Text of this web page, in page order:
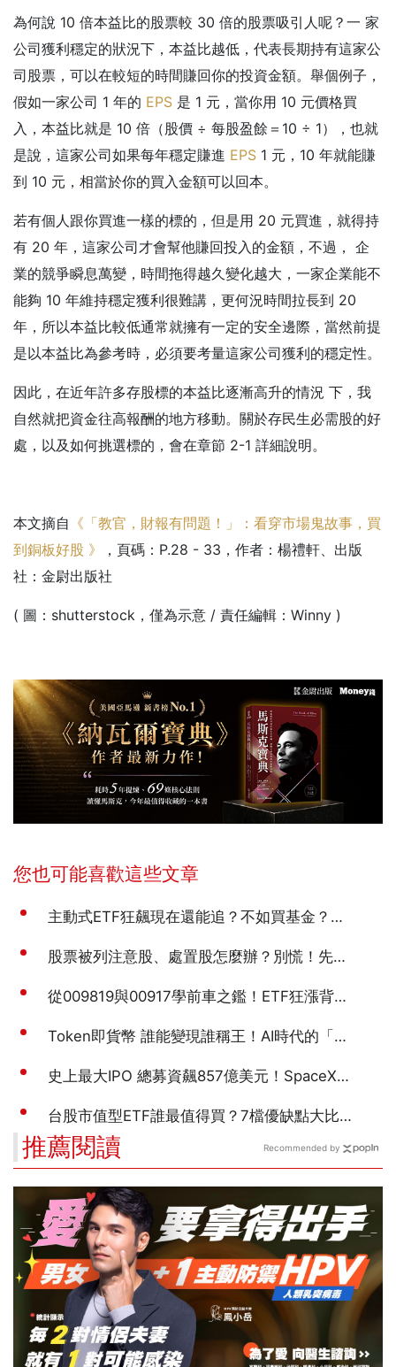
為何說 10 倍本益比的股票較 30 倍的股票吸引人呢？一 家
公司獲利穩定的狀況下，本益比越低，代表長期持有這家公
司股票，可以在較短的時間賺回你的投資金額。舉個例子，
假如一家公司 1 年的 EPS 是 1 元，當你用 10 元價格買
入，本益比就是 10 倍（股價 ÷ 每股盈餘＝10 ÷ 1），也就
是說，這家公司如果每年穩定賺進 EPS 1 元，10 年就能賺
到 10 元，相當於你的買入金額可以回本。
若有個人跟你買進一樣的標的，但是用 20 元買進，就得持
有 20 年，這家公司才會幫他賺回投入的金額，不過， 企
業的競爭瞬息萬變，時間拖得越久變化越大，一家企業能不
能夠 10 年維持穩定獲利很難講，更何況時間拉長到 20
年，所以本益比較低通常就擁有一定的安全邊際，當然前提
是以本益比為參考時，必須要考量這家公司獲利的穩定性。
因此，在近年許多存股標的本益比逐漸高升的情況 下，我
自然就把資金往高報酬的地方移動。關於存民生必需股的好
處，以及如何挑選標的，會在章節 2-1 詳細說明。
本文摘自 《「教官，財報有問題！」：看穿市場鬼故事，買
到銅板好股 》
，頁碼：P.28 - 33，作者：楊禮軒、出版
社：金尉出版社
( 圖：shutterstock，僅為示意 / 責任編輯：Winny )
推薦閱讀 Recommended by